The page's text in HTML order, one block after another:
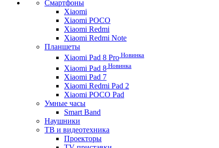
Смартфоны
Xiaomi
Xiaomi POCO
Xiaomi Redmi
Xiaomi Redmi Note
Планшеты
Xiaomi Pad 8 Pro Новинка
Xiaomi Pad 8 Новинка
Xiaomi Pad 7
Xiaomi Redmi Pad 2
Xiaomi POCO Pad
Умные часы
Smart Band
Наушники
ТВ и видеотехника
Проекторы